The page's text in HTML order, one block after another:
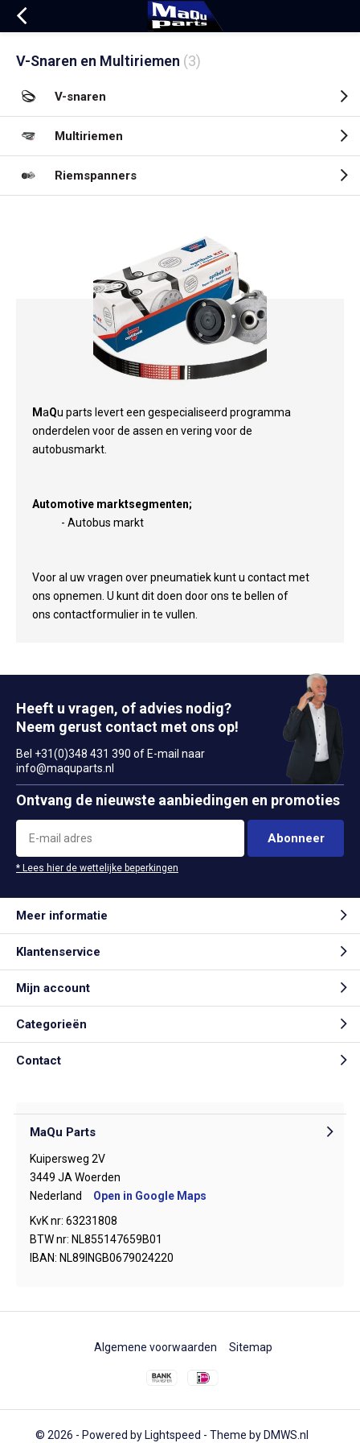
V-Snaren en Multiriemen (3)
V-snaren
Multiriemen
Riemspanners
MaQu parts levert een gespecialiseerd programma
onderdelen voor de assen en vering voor de
autobusmarkt.
Automotive marktsegmenten;
- Autobus markt
Voor al uw vragen over pneumatiek kunt u contact met
ons opnemen. U kunt dit doen door ons te bellen of
ons contactformulier in te vullen.
Heeft u vragen, of advies nodig?
Neem gerust contact met ons op!
Bel +31(0)348 431 390 of E-mail naar
info@maquparts.nl
Ontvang de nieuwste aanbiedingen en promoties
Abonneer
* Lees hier de wettelijke beperkingen
Meer informatie
Klantenservice
Mijn account
Categorieën
Contact
MaQu Parts
Kuipersweg 2V
3449 JA Woerden
Nederland
Open in Google Maps
KvK nr: 63231808
BTW nr: NL855147659B01
IBAN: NL89INGB0679024220
© 2026 - Powered by Lightspeed - Theme by DMWS.nl
Algemene voorwaarden Sitemap